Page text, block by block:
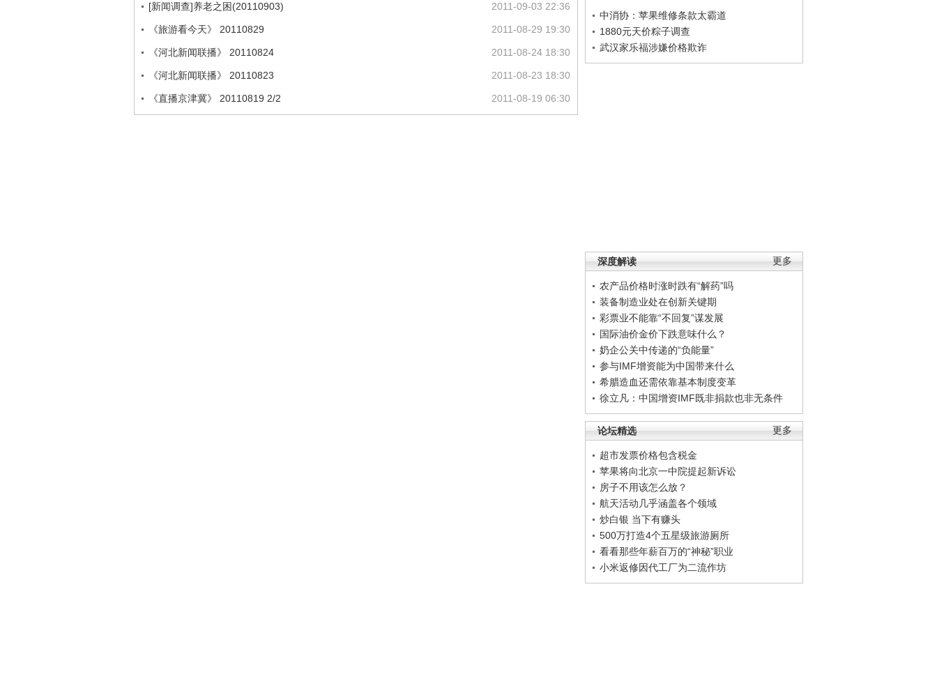
中消协：苹果维修条款太霸道
1880元天价粽子调查
武汉家乐福涉嫌价格欺诈
更多
深度解读
农产品价格时涨时跌有“解药”吗
装备制造业处在创新关键期
彩票业不能靠“不回复”谋发展
国际油价金价下跌意味什么？
奶企公关中传递的“负能量”
参与IMF增资能为中国带来什么
希腊造血还需依靠基本制度变革
徐立凡：中国增资IMF既非捐款也非无条件
更多
论坛精选
超市发票价格包含税金
苹果将向北京一中院提起新诉讼
房子不用该怎么放？
航天活动几乎涵盖各个领域
炒白银 当下有赚头
500万打造4个五星级旅游厕所
看看那些年薪百万的“神秘”职业
小米返修因代工厂为二流作坊
2011-09-03 22:36
[新闻调查]养老之困(20110903)
2011-08-29 19:30
《旅游看今天》 20110829
2011-08-24 18:30
《河北新闻联播》 20110824
2011-08-23 18:30
《河北新闻联播》 20110823
2011-08-19 06:30
《直播京津冀》 20110819 2/2